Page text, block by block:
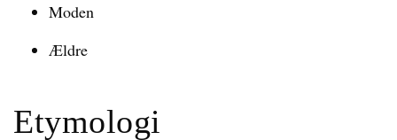
Moden
Ældre
Etymologi